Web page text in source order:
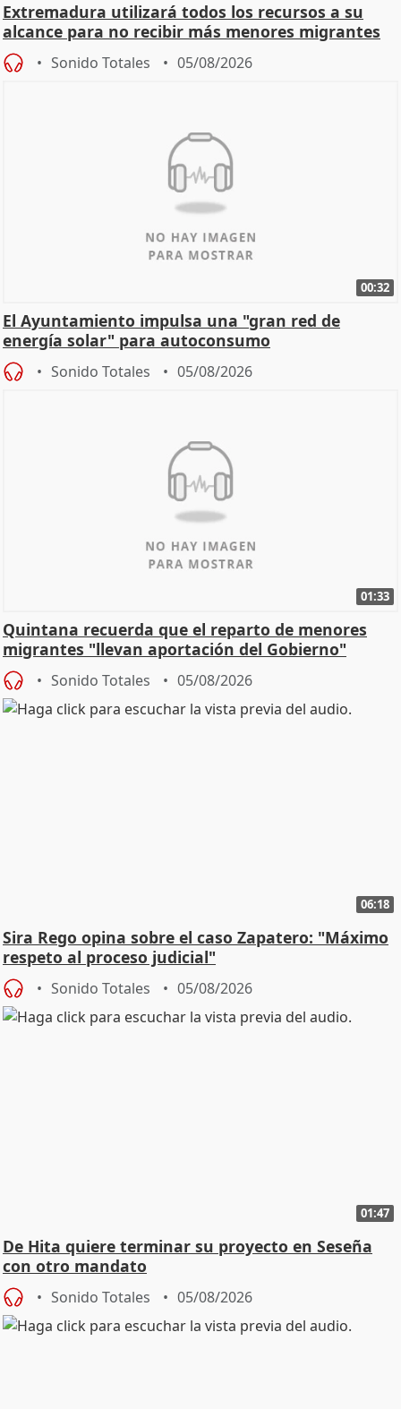
Extremadura utilizará todos los recursos a su
alcance para no recibir más menores migrantes
Sonido Totales 05/08/2026
00:32
El Ayuntamiento impulsa una "gran red de
energía solar" para autoconsumo
Sonido Totales 05/08/2026
01:33
Quintana recuerda que el reparto de menores
migrantes "llevan aportación del Gobierno"
central
Sonido Totales 05/08/2026
06:18
Sira Rego opina sobre el caso Zapatero: "Máximo
respeto al proceso judicial"
Sonido Totales 05/08/2026
01:47
De Hita quiere terminar su proyecto en Seseña
con otro mandato
Sonido Totales 05/08/2026